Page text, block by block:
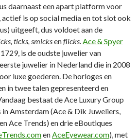
daarnaast een apart platform voor
is op social media en tot slot ook
uitgeeft, dus voldoet aan de
ticks, smicksenflicks.Ace & Spyer
is de oudste juwelier van
juwelier in Nederland die in 2008
luxe goederen. De horloges en
in twee talen gepresenteerd en
bestaat de Ace Luxury Group
Amsterdam (Ace & Dik Juweliers,
Ace Trends) en drie eBoutiques
enAceEyewear.com), met